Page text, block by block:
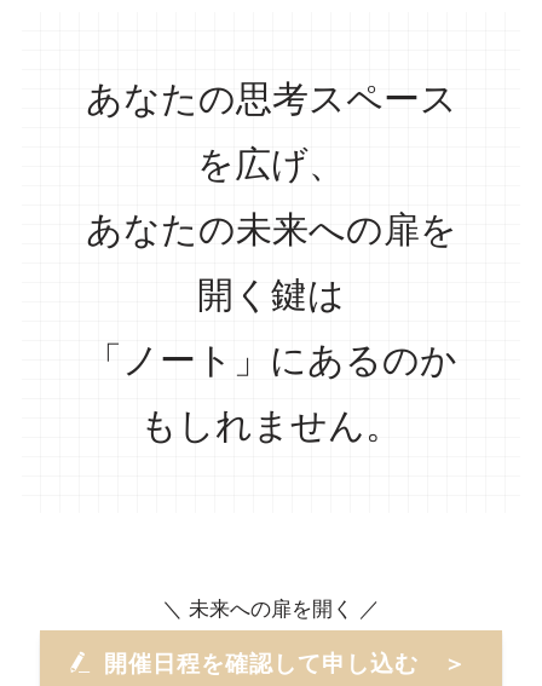
あなたの思考スペース
を広げ、
あなたの未来への扉を
開く鍵は
「ノート」にあるのか
もしれません。
＼ 未来への扉を開く ／
開催日程を確認して申し込む ＞